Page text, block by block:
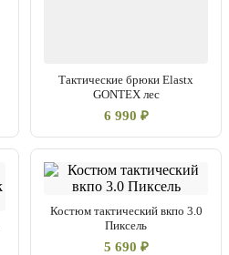
Тактические брюки Elastx
GONTEX лес
6 990 ₽
Костюм тактический вкпо 3.0
Пиксель
5 690 ₽